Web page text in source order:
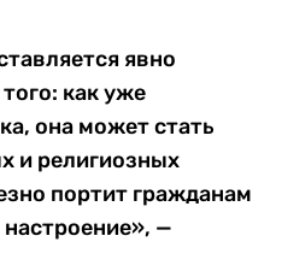
явно
как уже
она может стать
и религиозных
портит гражданам
—